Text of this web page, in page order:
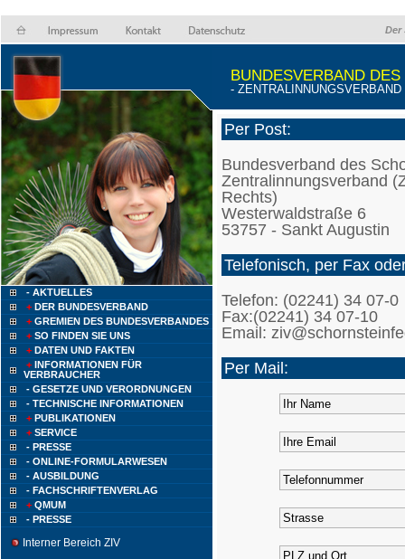
Der
- AKTUELLES
+ DER BUNDESVERBAND
+ GREMIEN DES BUNDESVERBANDES
+ SO FINDEN SIE UNS
+ DATEN UND FAKTEN
+ INFORMATIONEN FÜR
VERBRAUCHER
- GESETZE UND VERORDNUNGEN
- TECHNISCHE INFORMATIONEN
+ PUBLIKATIONEN
+ SERVICE
- PRESSE
- ONLINE-FORMULARWESEN
- AUSBILDUNG
- FACHSCHRIFTENVERLAG
+ QMUM
- PRESSE
Interner Bereich ZIV
BUNDESVERBAND
- ZENTRALINNUNGSVERBAND
Per Post:
Bundesverband des
Zentralinnungsverband
Rechts)
Westerwaldstraße 6
53757 - Sankt Augustin
Telefonisch, per Fax
Telefon: (02241) 34 07-0
Fax:(02241) 34 07-10
Email:
Per Mail: